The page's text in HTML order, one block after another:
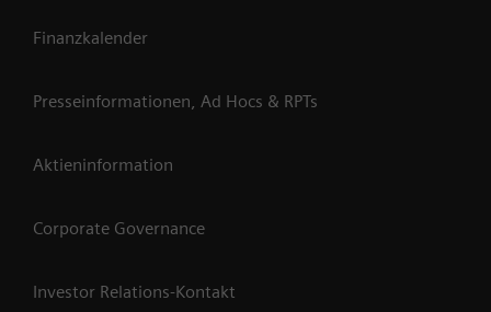
Finanzkalender
Presseinformationen, Ad Hocs & RPTs
Aktieninformation
Corporate Governance
Investor Relations-Kontakt